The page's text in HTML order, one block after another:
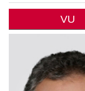
VU